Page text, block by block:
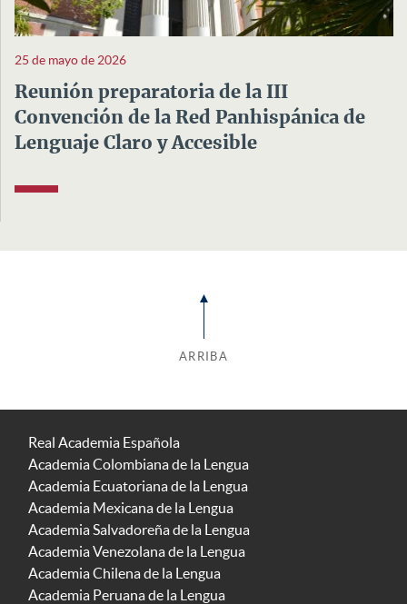
25 de mayo de 2026
Reunión preparatoria de la III
Convención de la Red Panhispánica de
Lenguaje Claro y Accesible
ARRIBA
Real Academia Española
Academia Colombiana de la Lengua
Academia Ecuatoriana de la Lengua
Academia Mexicana de la Lengua
Academia Salvadoreña de la Lengua
Academia Venezolana de la Lengua
Academia Chilena de la Lengua
Academia Peruana de la Lengua